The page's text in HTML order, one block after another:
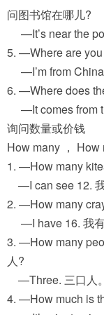
问图书馆在哪儿?
—It’s near the
5. —Where are
—I’m from China.
6. —Where does
—It comes from
询问数量或价钱
How many ， How
1. —How many
—I can see 12. 我
2. —How many
—I have 16. 我有
3. —How many
人?
—Three. 三口人。
4. —How much is